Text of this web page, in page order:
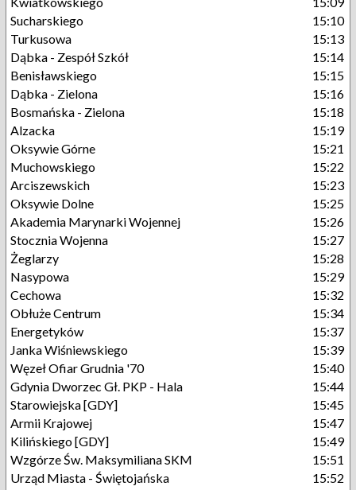
Sucharskiego
15:10
Turkusowa
15:13
Dąbka - Zespół Szkół
15:14
Benisławskiego
15:15
Dąbka - Zielona
15:16
Bosmańska - Zielona
15:18
Alzacka
15:19
Oksywie Górne
15:21
Muchowskiego
15:22
Arciszewskich
15:23
Oksywie Dolne
15:25
Akademia Marynarki Wojennej
15:26
Stocznia Wojenna
15:27
Żeglarzy
15:28
Nasypowa
15:29
Cechowa
15:32
Obłuże Centrum
15:34
Energetyków
15:37
Janka Wiśniewskiego
15:39
Węzeł Ofiar Grudnia '70
15:40
Gdynia Dworzec Gł. PKP - Hala
15:44
Starowiejska [GDY]
15:45
Armii Krajowej
15:47
Kilińskiego [GDY]
15:49
Wzgórze Św. Maksymiliana SKM
15:51
Urząd Miasta - Świętojańska
15:52